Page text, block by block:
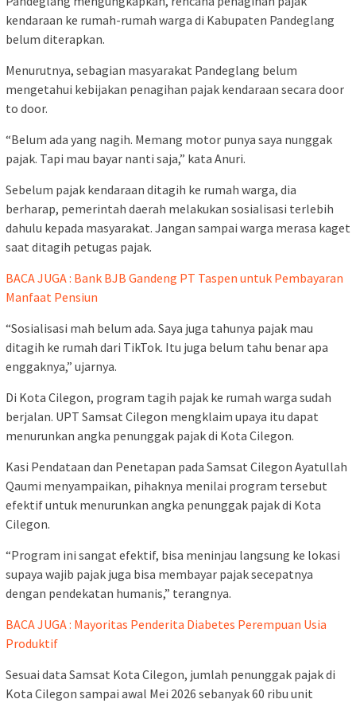
kendaraan ke rumah-rumah warga di Kabupaten Pandeglang
belum diterapkan.
Menurutnya, sebagian masyarakat Pandeglang belum
mengetahui kebijakan penagihan pajak kendaraan secara door
to door.
“Belum ada yang nagih. Memang motor punya saya nunggak
pajak. Tapi mau bayar nanti saja,” kata Anuri.
Sebelum pajak kendaraan ditagih ke rumah warga, dia
berharap, pemerintah daerah melakukan sosialisasi terlebih
dahulu kepada masyarakat. Jangan sampai warga merasa kaget
saat ditagih petugas pajak.
BACA JUGA : Bank BJB Gandeng PT Taspen untuk Pembayaran
Manfaat Pensiun
“Sosialisasi mah belum ada. Saya juga tahunya pajak mau
ditagih ke rumah dari TikTok. Itu juga belum tahu benar apa
enggaknya,” ujarnya.
Di Kota Cilegon, program tagih pajak ke rumah warga sudah
berjalan. UPT Samsat Cilegon mengklaim upaya itu dapat
menurunkan angka penunggak pajak di Kota Cilegon.
Kasi Pendataan dan Penetapan pada Samsat Cilegon Ayatullah
Qaumi menyampaikan, pihaknya menilai program tersebut
efektif untuk menurunkan angka penunggak pajak di Kota
Cilegon.
“Program ini sangat efektif, bisa meninjau langsung ke lokasi
supaya wajib pajak juga bisa membayar pajak secepatnya
dengan pendekatan humanis,” terangnya.
BACA JUGA : Mayoritas Penderita Diabetes Perempuan Usia
Produktif
Sesuai data Samsat Kota Cilegon, jumlah penunggak pajak di
Kota Cilegon sampai awal Mei 2026 sebanyak 60 ribu unit